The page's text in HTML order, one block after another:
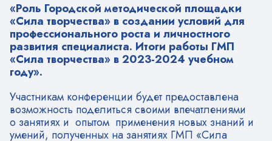
«Роль Городской методической площадки
«Сила творчества» в создании условий для
профессионального роста и личностного
развития специалиста. Итоги работы ГМП
«Сила творчества» в 2023-2024 учебном
году».
Участникам конференции будет предоставлена
возможность поделиться своими впечатлениями
о занятиях и опытом применения новых знаний и
умений, полученных на занятиях ГМП «Сила